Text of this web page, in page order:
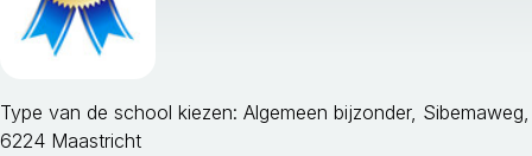
Type van de school kiezen: Algemeen bijzonder, Sibemaweg,
6224 Maastricht